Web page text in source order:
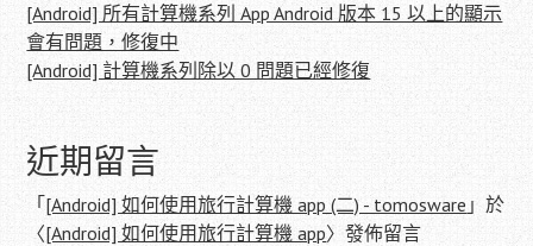
[Android] 所有計算機系列 App Android 版本 15 以上的顯示
會有問題，修復中
[Android] 計算機系列除以 0 問題已經修復
近期留言
「[Android] 如何使用旅行計算機 app (二) - tomosware 」於
〈[Android] 如何使用旅行計算機 app〉發佈留言